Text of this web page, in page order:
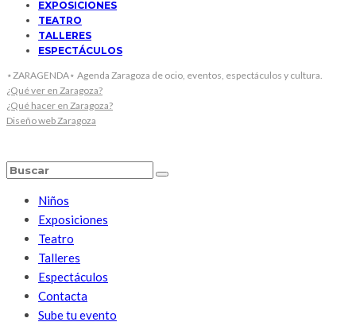
EXPOSICIONES
TEATRO
TALLERES
ESPECTÁCULOS
⋆ZARAGENDA⋆ Agenda Zaragoza de ocio, eventos, espectáculos y cultura.
¿Qué ver en Zaragoza?
¿Qué hacer en Zaragoza?
Diseño web Zaragoza
Niños
Exposiciones
Teatro
Talleres
Espectáculos
Contacta
Sube tu evento